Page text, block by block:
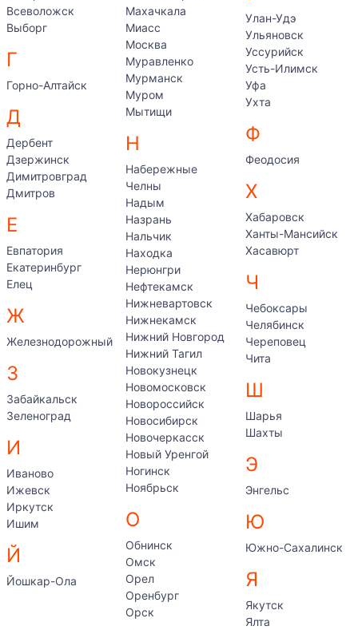
Всеволожск
Выборг
Г
Горно-Алтайск
Д
Дербент
Дзержинск
Димитровград
Дмитров
Е
Евпатория
Екатеринбург
Елец
Ж
Железнодорожный
З
Забайкальск
Зеленоград
И
Иваново
Ижевск
Иркутск
Ишим
Й
Йошкар-Ола
Махачкала
Миасс
Москва
Муравленко
Мурманск
Муром
Мытищи
Н
Набережные
Челны
Надым
Назрань
Нальчик
Находка
Нерюнгри
Нефтекамск
Нижневартовск
Нижнекамск
Нижний Новгород
Нижний Тагил
Новокузнецк
Новомосковск
Новороссийск
Новосибирск
Новочеркасск
Новый Уренгой
Ногинск
Ноябрьск
О
Обнинск
Омск
Орел
Оренбург
Орск
Улан-Удэ
Ульяновск
Уссурийск
Усть-Илимск
Уфа
Ухта
Ф
Феодосия
Х
Хабаровск
Ханты-Мансийск
Хасавюрт
Ч
Чебоксары
Челябинск
Череповец
Чита
Ш
Шарья
Шахты
Э
Энгельс
Ю
Южно-Сахалинск
Я
Якутск
Ялта